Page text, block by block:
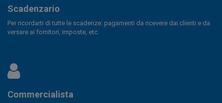
Scadenzario
Per ricordarti di tutte le scadenze: pagamenti da ricevere dai clienti e da
versare ai fornitori, imposte, etc.
Commercialista